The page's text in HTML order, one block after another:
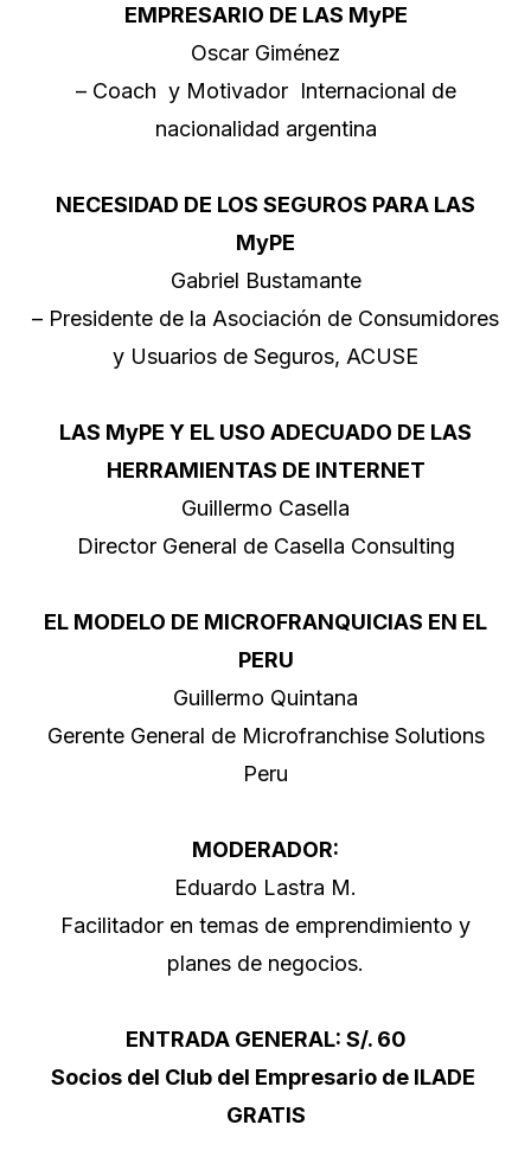
EMPRESARIO DE LAS MyPE
Oscar Giménez
– Coach y Motivador Internacional de
nacionalidad argentina
NECESIDAD DE LOS SEGUROS PARA LAS
MyPE
Gabriel Bustamante
– Presidente de la Asociación de Consumidores
y Usuarios de Seguros, ACUSE
LAS MyPE Y EL USO ADECUADO DE LAS
HERRAMIENTAS DE INTERNET
Guillermo Casella
Director General de Casella Consulting
EL MODELO DE MICROFRANQUICIAS EN EL
PERU
Guillermo Quintana
Gerente General de Microfranchise Solutions
Peru
MODERADOR:
Eduardo Lastra M.
Facilitador en temas de emprendimiento y
planes de negocios.
ENTRADA GENERAL: S/. 60
Socios del Club del Empresario de ILADE
GRATIS